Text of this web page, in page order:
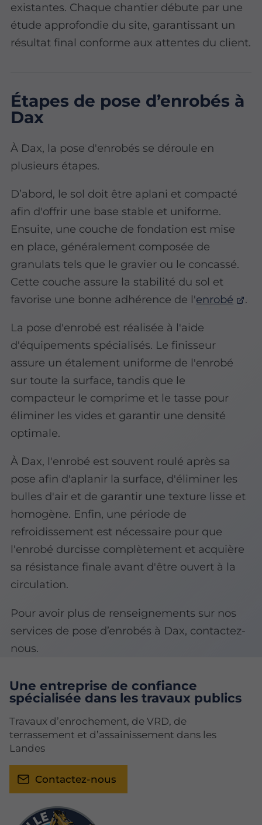
existantes. Chaque chantier débute par une
étude approfondie du site, garantissant un
résultat final conforme aux attentes du client.
Étapes de pose d’enrobés à
Dax
À Dax, la pose d'enrobés se déroule en
plusieurs étapes.
D’abord, le sol doit être aplani et compacté
afin d'offrir une base stable et uniforme.
Ensuite, une couche de fondation est mise
en place, généralement composée de
granulats tels que le gravier ou le concassé.
Cette couche assure la stabilité du sol et
favorise une bonne adhérence de l'enrobé .
La pose d'enrobé est réalisée à l'aide
d'équipements spécialisés. Le finisseur
assure un étalement uniforme de l'enrobé
sur toute la surface, tandis que le
compacteur le comprime et le tasse pour
éliminer les vides et garantir une densité
optimale.
À Dax, l'enrobé est souvent roulé après sa
pose afin d'aplanir la surface, d'éliminer les
bulles d'air et de garantir une texture lisse et
homogène. Enfin, une période de
refroidissement est nécessaire pour que
l'enrobé durcisse complètement et acquière
sa résistance finale avant d'être ouvert à la
circulation.
Pour avoir plus de renseignements sur nos
services de pose d’enrobés à Dax, contactez-
nous.
Une entreprise de confiance
spécialisée dans les travaux publics
Travaux d’enrochement, de VRD, de
terrassement et d’assainissement dans les
Landes
Contactez-nous